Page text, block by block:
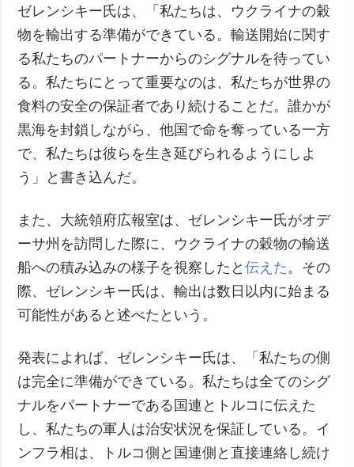
ゼレンシキー氏は、「私たちは、ウクライナの穀
物を輸出する準備ができている。輸送開始に関す
る私たちのパートナーからのシグナルを待ってい
る。私たちにとって重要なのは、私たちが世界の
食料の安全の保証者であり続けることだ。誰かが
黒海を封鎖しながら、他国で命を奪っている一方
で、私たちは彼らを生き延びられるようにしよ
う」と書き込んだ。
また、大統領府広報室は、ゼレンシキー氏がオデ
ーサ州を訪問した際に、ウクライナの穀物の輸送
船への積み込みの様子を視察したと伝えた 。その
際、ゼレンシキー氏は、輸出は数日以内に始まる
可能性があると述べたという。
発表によれば、ゼレンシキー氏は、「私たちの側
は完全に準備ができている。私たちは全てのシグ
ナルをパートナーである国連とトルコに伝えた
し、私たちの軍人は治安状況を保証している。イ
ンフラ相は、トルコ側と国連側と直接連絡し続け